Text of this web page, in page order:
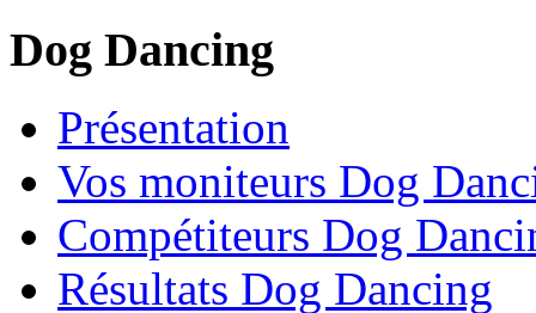
Dog Dancing
Présentation
Vos moniteurs Dog
Compétiteurs Dog
Résultats Dog Dancing